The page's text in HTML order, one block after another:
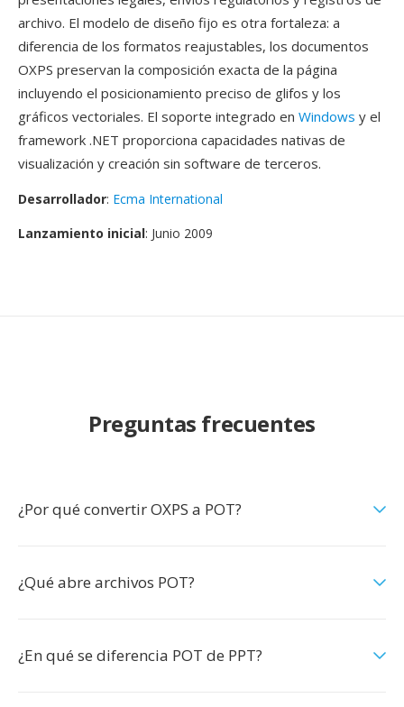
archivo. El modelo de diseño fijo es otra fortaleza: a
diferencia de los formatos reajustables, los documentos
OXPS preservan la composición exacta de la página
incluyendo el posicionamiento preciso de glifos y los
gráficos vectoriales. El soporte integrado en Windows y el
framework .NET proporciona capacidades nativas de
visualización y creación sin software de terceros.
Desarrollador: Ecma International
Lanzamiento inicial: Junio 2009
Preguntas frecuentes
¿Por qué convertir OXPS a POT?
¿Qué abre archivos POT?
¿En qué se diferencia POT de PPT?